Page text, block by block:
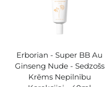
Erborian - Super BB Au
Ginseng Nude - Sedzošs
Krēms Nepilnību